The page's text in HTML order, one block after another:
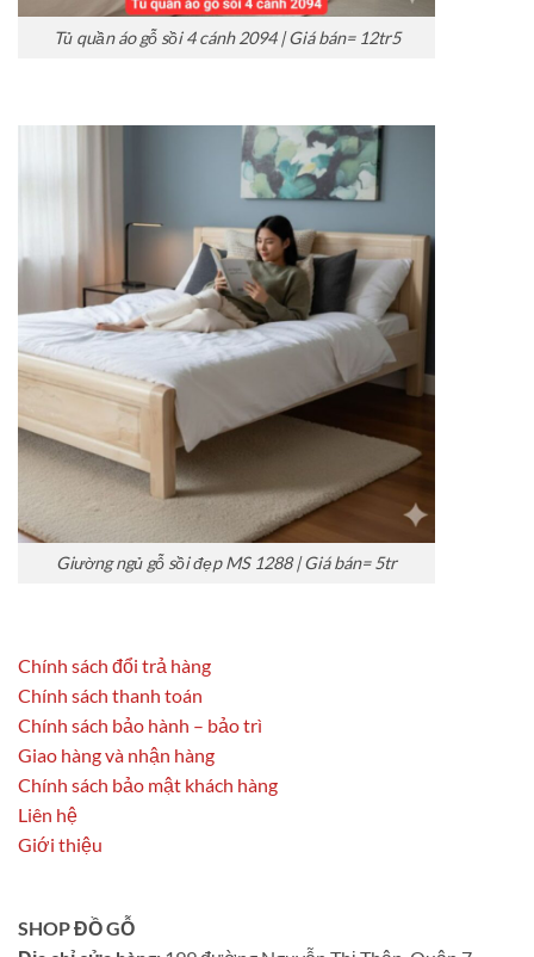
Tủ quần áo gỗ sồi 4 cánh 2094 | Giá bán= 12tr5
Giường ngủ gỗ sồi đẹp MS 1288 | Giá bán= 5tr
Chính sách đổi trả hàng
Chính sách thanh toán
Chính sách bảo hành – bảo trì
Giao hàng và nhận hàng
Chính sách bảo mật khách hàng
Liên hệ
Giới thiệu
SHOP ĐỒ GỖ